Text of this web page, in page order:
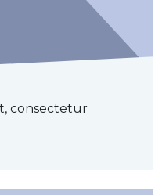
consectetur